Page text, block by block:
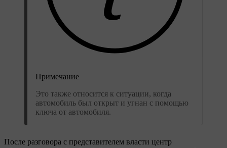
Примечание
Это также относится к ситуации, когда
автомобиль был открыт и угнан с помощью
ключа от автомобиля.
После разговора с представителем власти центр